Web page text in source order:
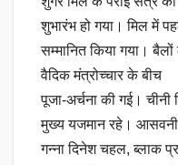
शुभारंभ हो गया। मिल में
सम्मानित किया गया।
वैदिक मंत्रोच्चार के बीच
पूजा-अर्चना की गई।
मुख्य यजमान रहे।
गन्ना दिनेश चहल, ब्लाक